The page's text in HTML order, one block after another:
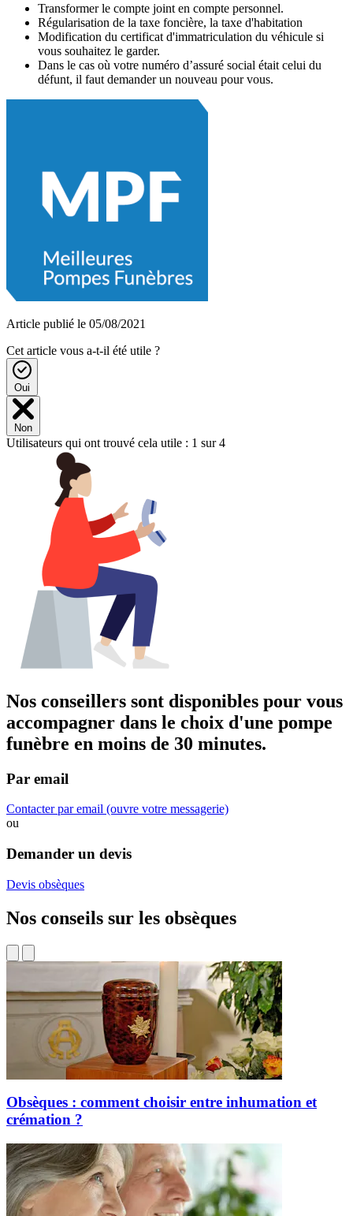
Transformer le compte joint en compte personnel.
Régularisation de la taxe foncière, la taxe d'habitation
Modification du certificat d'immatriculation du véhicule si
vous souhaitez le garder.
Dans le cas où votre numéro d’assuré social était celui du
défunt, il faut demander un nouveau pour vous.
Article publié le 05/08/2021
Cet article vous a-t-il été utile ?
Oui
Non
Utilisateurs qui ont trouvé cela utile : 1 sur 4
Nos conseillers sont disponibles pour vous
accompagner dans le choix d'une pompe
funèbre en moins de 30 minutes.
Par email
Contacter par email (ouvre votre messagerie)
ou
Demander un devis
Devis obsèques
Nos conseils sur les obsèques
Obsèques : comment choisir entre inhumation et
crémation ?